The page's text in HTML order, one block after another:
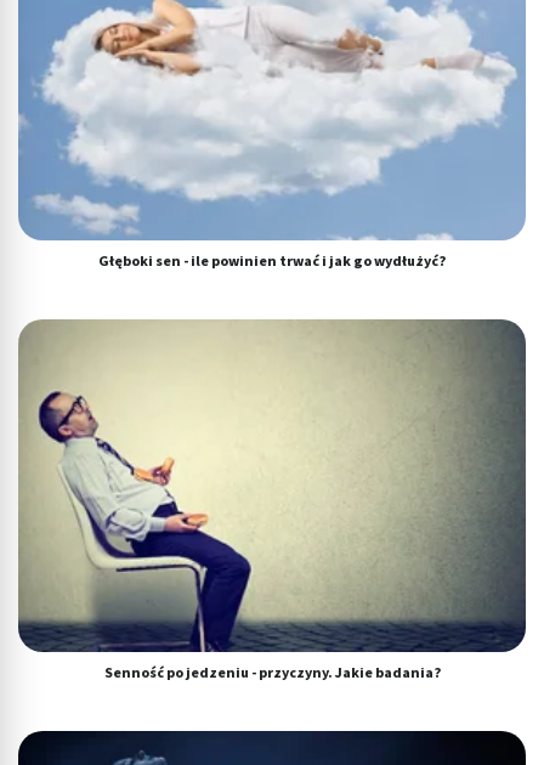
Głęboki sen - ile powinien trwać i jak go wydłużyć?
Senność po jedzeniu - przyczyny. Jakie badania?